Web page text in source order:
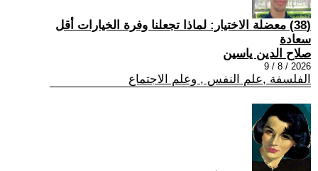
(38) معضلة الاختيار: لماذا تجعلنا وفرة الخيارات أقل
سعادة
صلاح الدين ياسين
2026 / 8 / 9
الفلسفة ,علم النفس , وعلم الاجتماع